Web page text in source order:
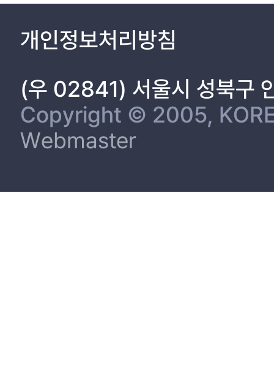
2.4.2. OpenMP와 Multi
2.4.3. MPI/
2.4.4. Race condition과 False
개인정보처리방침
(우 02841) 서울시 성북구
Copyright © 2005,
Webmaster